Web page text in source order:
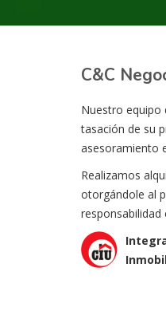
C&C
Nuestro equipo
tasación de su
asesoramiento
Realizamos
otorgándole al
responsabilidad